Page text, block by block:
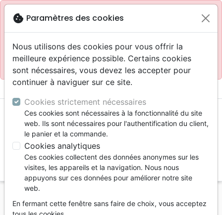
blockSite réservé aux professionnels
Accès pour les professionnels : Se connecter
Site pour le grand public : La Maison de la Bible
menu
Vous ne pouvez pas créer de nouvelle commande
cookie Paramètres des cookies
Nous utilisons des cookies pour vous offrir la
meilleure expérience possible. Certains cookies
sont nécessaires, vous devez les accepter pour
continuer à naviguer sur ce site.
Cookies strictement nécessaires
Ces cookies sont nécessaires à la fonctionnalité du site
web. Ils sont nécessaires pour l'authentification du client,
le panier et la commande.
Cookies analytiques
Ces cookies collectent des données anonymes sur les
visites, les appareils et la navigation. Nous nous
appuyons sur ces données pour améliorer notre site
web.
En fermant cette fenêtre sans faire de choix, vous acceptez